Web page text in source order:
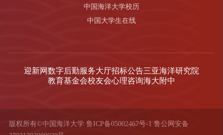
中国海洋大学校历
中国大学生在线
迎新网数字后勤服务大厅招标公告三亚海洋研究院
教育基金会校友会心理咨询海大附中
版权所有©中国海洋大学 鲁ICP备05002467号-1 鲁公网安备